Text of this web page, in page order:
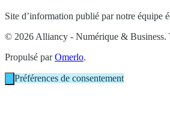
Site d’information publié par notre équipe
© 2026 Alliancy - Numérique & Business.
Propulsé parOmerlo.
Préférences de consentement